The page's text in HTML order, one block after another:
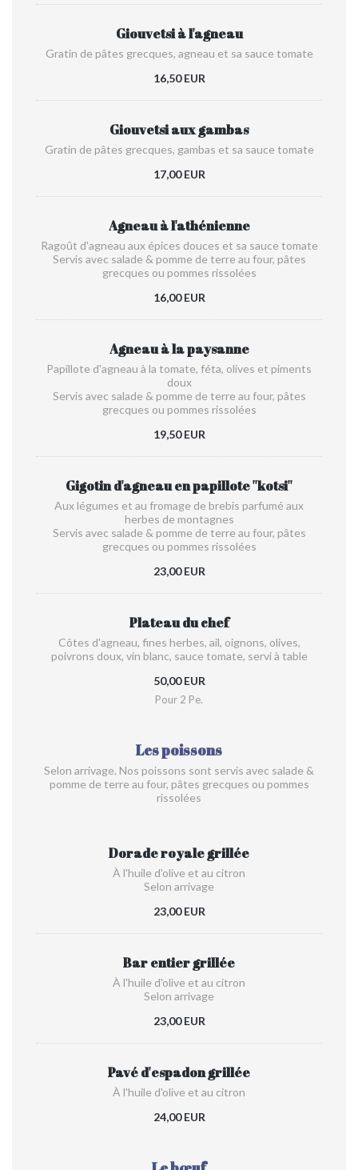
Giouvetsi à l'agneau
Gratin de pâtes grecques, agneau et sa sauce tomate
16,50 EUR
Giouvetsi aux gambas
Gratin de pâtes grecques, gambas et sa sauce tomate
17,00 EUR
Agneau à l'athénienne
Ragoût d'agneau aux épices douces et sa sauce tomate
Servis avec salade & pomme de terre au four, pâtes
grecques ou pommes rissolées
16,00 EUR
Agneau à la paysanne
Papillote d'agneau à la tomate, féta, olives et piments
doux
Servis avec salade & pomme de terre au four, pâtes
grecques ou pommes rissolées
19,50 EUR
Gigotin d'agneau en papillote ''kotsi''
Aux légumes et au fromage de brebis parfumé aux
herbes de montagnes
Servis avec salade & pomme de terre au four, pâtes
grecques ou pommes rissolées
23,00 EUR
Plateau du chef
Côtes d'agneau, fines herbes, ail, oignons, olives,
poivrons doux, vin blanc, sauce tomate, servi à table
50,00 EUR
Pour 2 Pe.
Les poissons
Selon arrivage. Nos poissons sont servis avec salade &
pomme de terre au four, pâtes grecques ou pommes
rissolées
Dorade royale grillée
À l'huile d'olive et au citron
Selon arrivage
23,00 EUR
Bar entier grillée
À l'huile d'olive et au citron
Selon arrivage
23,00 EUR
Pavé d'espadon grillée
À l'huile d'olive et au citron
24,00 EUR